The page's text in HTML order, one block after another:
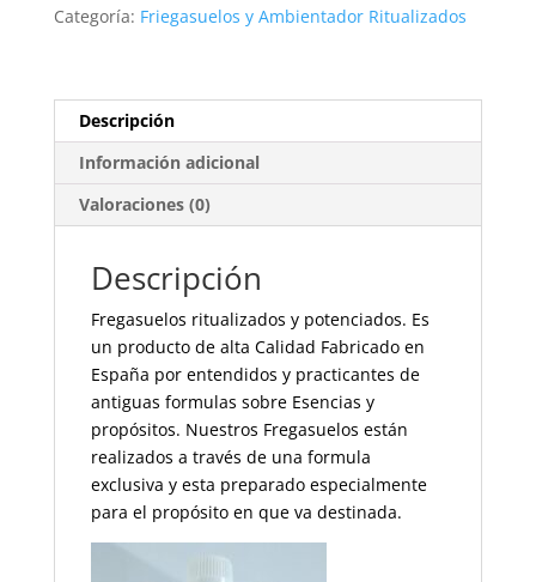
Prospedidad
Categoría: Friegasuelos y Ambientador Ritualizados
Descripción
Información adicional
Valoraciones (0)
Descripción
Fregasuelos ritualizados y potenciados. Es
un producto de alta Calidad Fabricado en
España por entendidos y practicantes de
antiguas formulas sobre Esencias y
propósitos. Nuestros Fregasuelos están
realizados a través de una formula
exclusiva y esta preparado especialmente
para el propósito en que va destinada.